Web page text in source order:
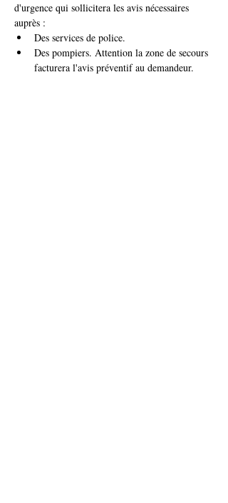
d'urgence qui sollicitera les avis nécessaires
auprès :
Des services de police.
Des pompiers. Attention la zone de secours
facturera l'avis préventif au demandeur.